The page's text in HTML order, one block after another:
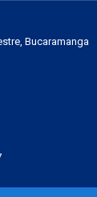
Bucaramanga